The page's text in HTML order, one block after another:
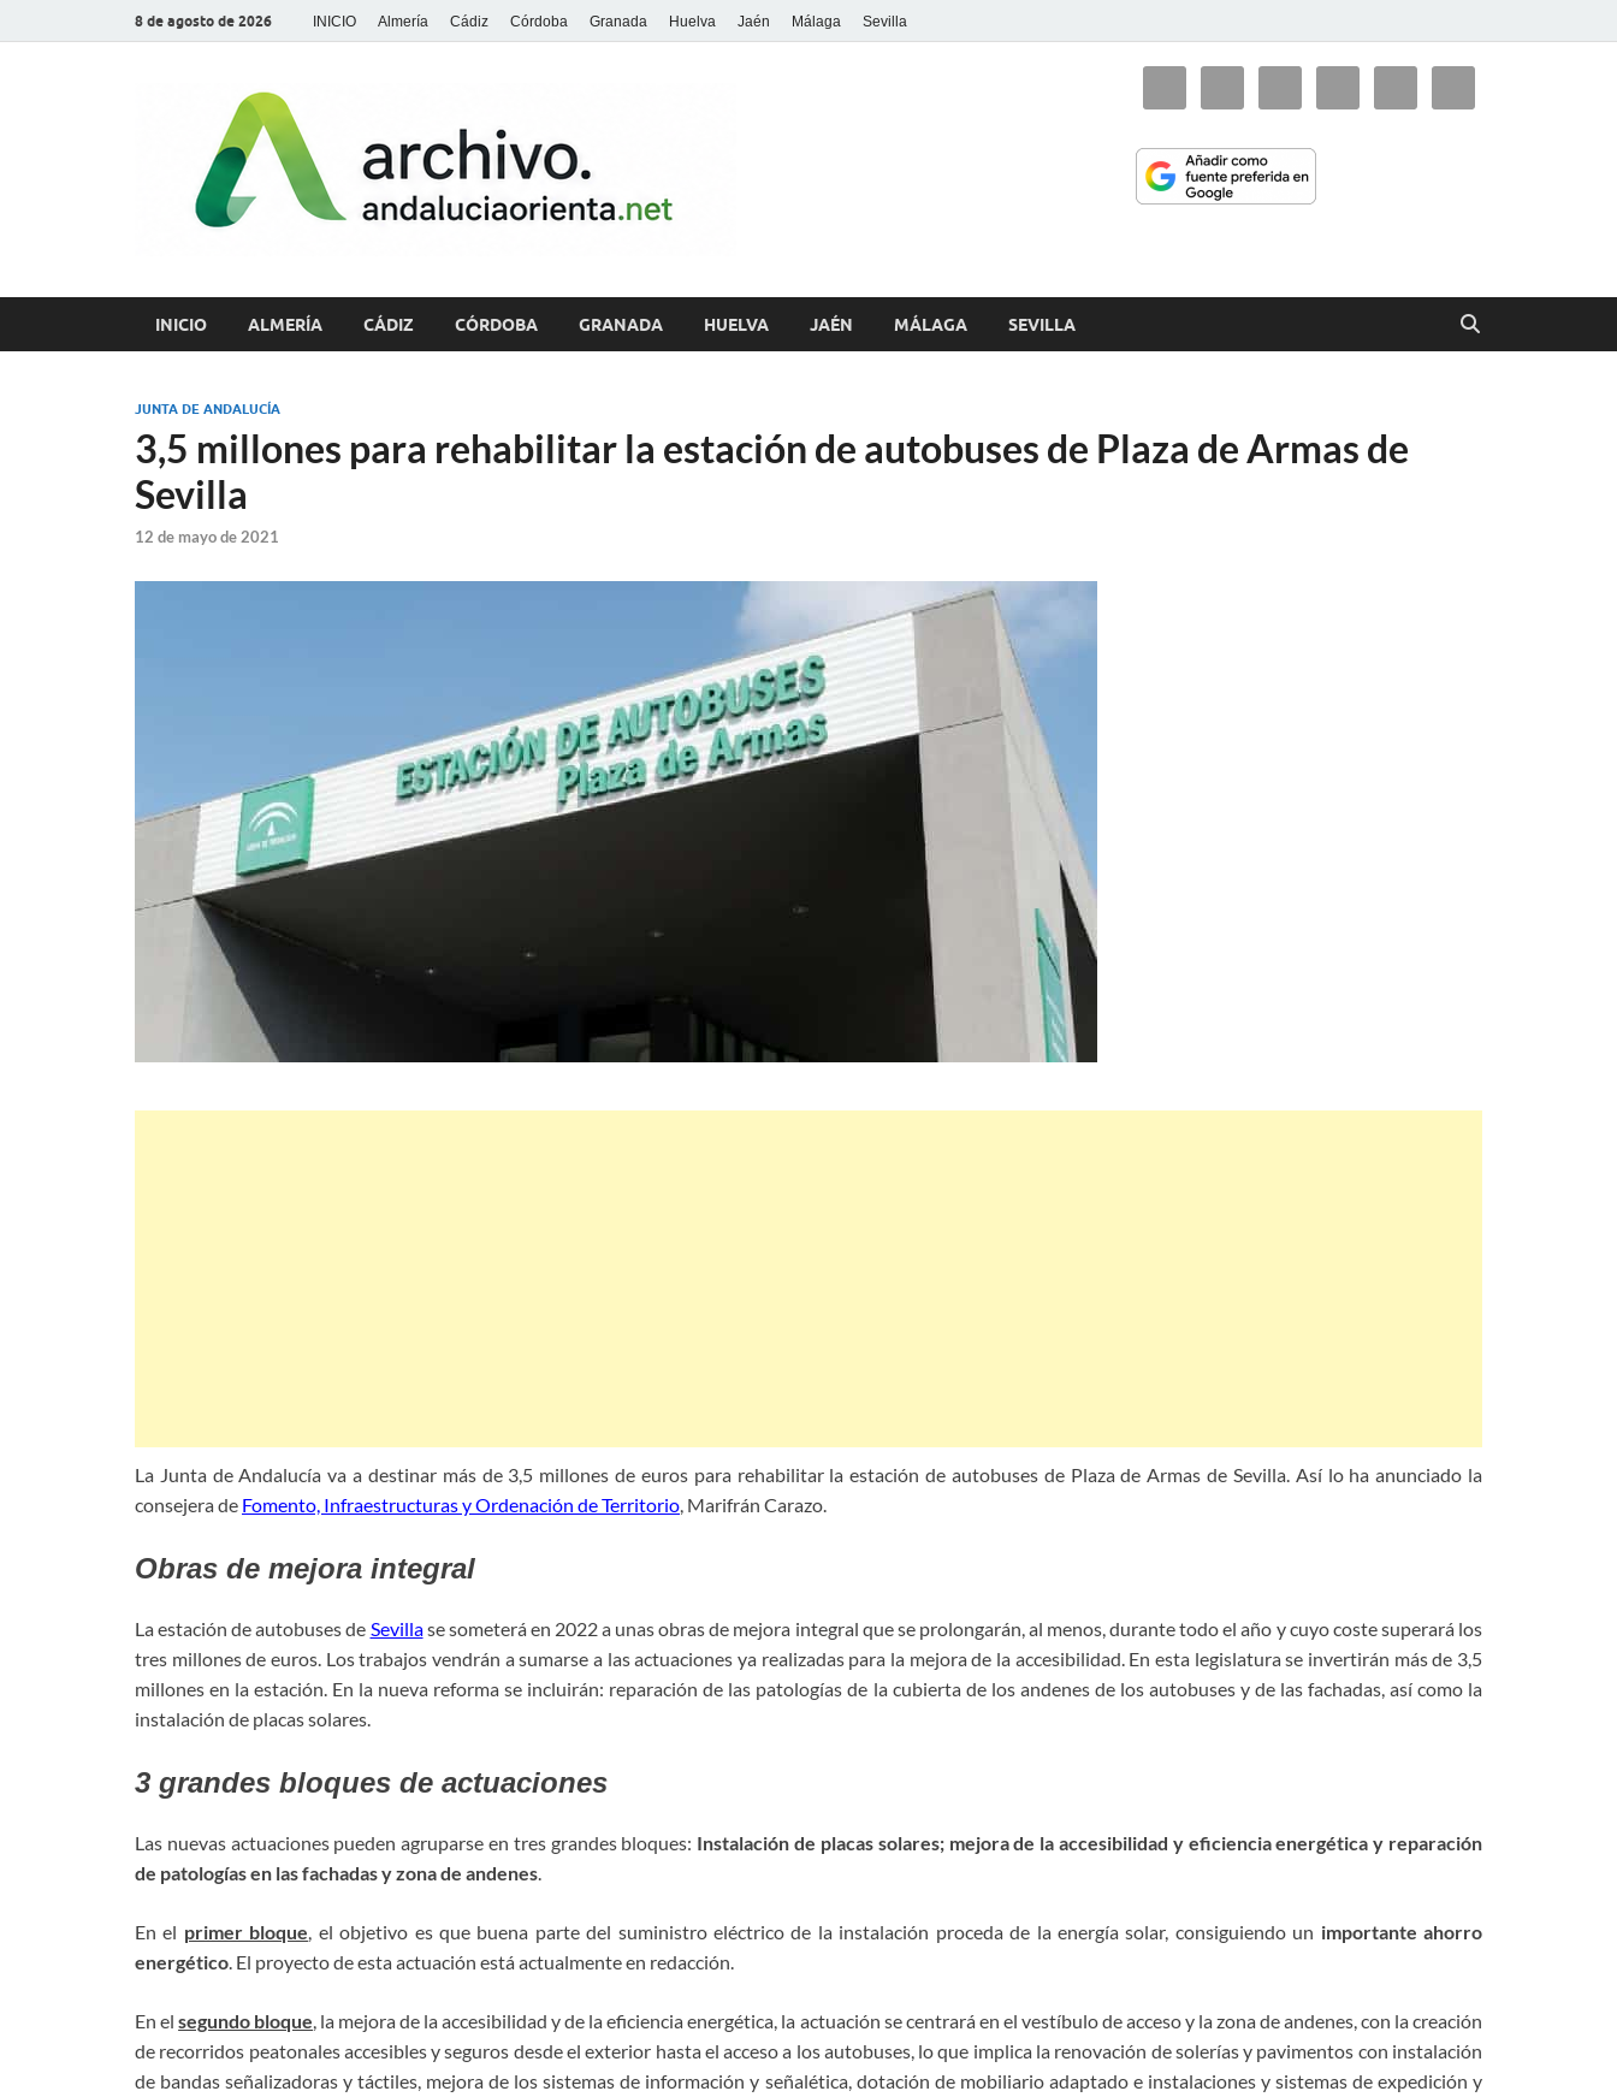
8 de agosto de 2026 INICIO Almería Cádiz Córdoba Granada Huelva Jaén Málaga Sevilla
archivo.andaluciaorienta
INICIO ALMERÍA CÁDIZ CÓRDOBA GRANADA HUELVA JAÉN MÁLAGA SEVILLA
JUNTA DE ANDALUCÍA
3,5 millones para rehabilitar la estación de autobuses de Plaza de Armas de
Sevilla
12 de mayo de 2021
La Junta de Andalucía va a destinar más de 3,5 millones de euros para rehabilitar la estación de autobuses de Plaza de Armas de Sevilla. Así lo ha anunciado la
consejera de Fomento, Infraestructuras y Ordenación de Territorio, Marifrán Carazo.
Obras de mejora integral
La estación de autobuses de Sevillase someterá en 2022 a unas obras de mejora integral que se prolongarán, al menos, durante todo el año y cuyo coste superará los
tres millones de euros. Los trabajos vendrán a sumarse a las actuaciones ya realizadas para la mejora de la accesibilidad. En esta legislatura se invertirán más de 3,5
millones en la estación. En la nueva reforma se incluirán: reparación de las patologías de la cubierta de los andenes de los autobuses y de las fachadas, así como la
instalación de placas solares.
3 grandes bloques de actuaciones
Las nuevas actuaciones pueden agruparse en tres grandes bloques: Instalación de placas solares; mejora de la accesibilidad y eficiencia energética y reparación
de patologías en las fachadas y zona de andenes
En el primer bloque , el objetivo es que buena parte del suministro eléctrico de la instalación proceda de la energía solar, consiguiendo un importante ahorro
energético . El proyecto de esta actuación está actualmente en redacción.
En elsegundo bloque , la mejora de la accesibilidad y de la eficiencia energética, la actuación se centrará en el vestíbulo de acceso y la zona de andenes, con la creación
de recorridos peatonales accesibles y seguros desde el exterior hasta el acceso a los autobuses, lo que implica la renovación de solerías y pavimentos con instalación
de bandas señalizadoras y táctiles, mejora de los sistemas de información y señalética, dotación de mobiliario adaptado e instalaciones y sistemas de expedición y